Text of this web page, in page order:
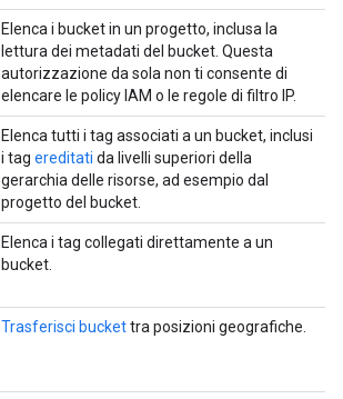
Elenca i bucket in un progetto, inclusa la
lettura dei metadati del bucket. Questa
autorizzazione da sola non ti consente di
elencare le policy IAM o le regole di filtro IP.
Elenca tutti i tag associati a un bucket, inclusi
i tag ereditati da livelli superiori della
gerarchia delle risorse, ad esempio dal
progetto del bucket.
Elenca i tag collegati direttamente a un
bucket.
Trasferisci buckettra posizioni geografiche.